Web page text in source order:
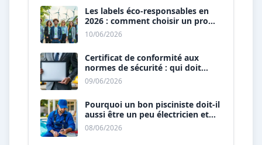
Les labels éco-responsables en
2026 : comment choisir un pro
« vert » ?
10/06/2026
Certificat de conformité aux
normes de sécurité : qui doit
vous le délivrer ?
09/06/2026
Pourquoi un bon pisciniste doit-il
aussi être un peu électricien et
plombier ?
08/06/2026